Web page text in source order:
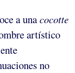
a unacocotte
artístico
no